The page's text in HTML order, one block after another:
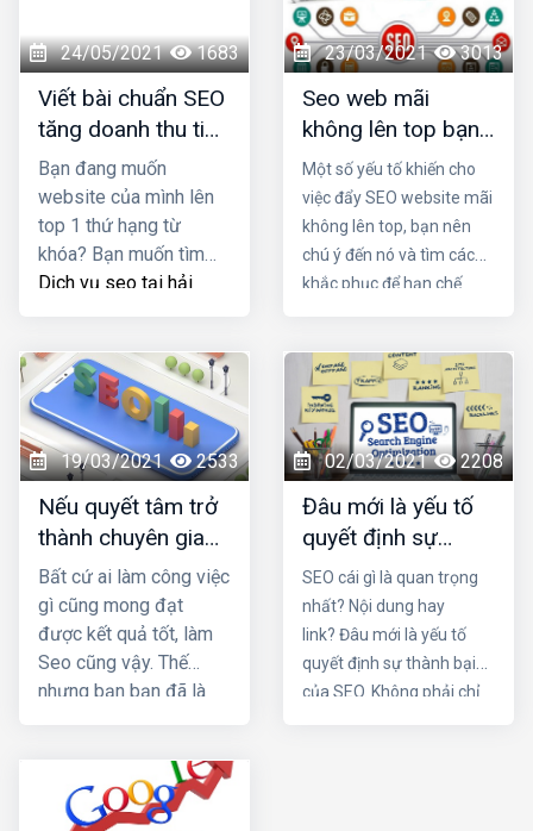
cao nhất cho doanh
nghiệp bạn.
ảnh hưởng tới SEO
như thế nào?
24/05/2021 1683
Viết bài chuẩn SEO
tăng doanh thu tiết
kiệm chi phí quảng
cáo
Bạn đang muốn
website của mình lên
top 1 thứ hạng từ
khóa? Bạn muốn tìm
Dịch vụ seo tại hải
tăng doanh thu sản
phẩm và tiết kiệm chi
phí quảng cáo? Đọc
ngay bài viết dưới đây
23/03/2021 3013
Seo web mãi
không lên top bạn
có biết lý do là gì
không?
Một số yếu tố khiến cho
việc đẩy SEO website mãi
không lên top, bạn nên
chú ý đến nó và tìm cách
khắc phục để hạn chế
bài viết này Đơn vị seo ở
hải phòng sẽ mách bạn lý
do tại sao seo mãi không
lên top nhé!
19/03/2021 2533
Nếu quyết tâm trở
thành chuyên gia
seo, cần những
thói quen nào?
Bất cứ ai làm công việc
gì cũng mong đạt
được kết quả tốt, làm
Seo cũng vậy. Thế
nhưng bạn bạn đã là
bị các đối thủ vượt
mặt. Vậy làm sao để
02/03/2021 2208
Đâu mới là yếu tố
quyết định sự
thành bại của SEO
SEO cái gì là quan trọng
nhất? Nội dung hay
link? Đâu mới là yếu tố
quyết định sự thành bại
của SEO. Không phải chỉ